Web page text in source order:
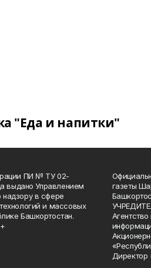
"Еда и напитки"
ПИ № ТУ 02-
выдано Управлением
в сфере
и массовых
Башкортостан.
газеты